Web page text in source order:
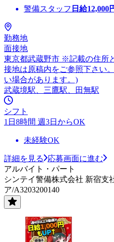
警備スタッフ 日給12,000
勤務地
面接地
東京都武蔵野市 ※記載の住所
接地は原稿内をご参照下さい
い場合があります。)
武蔵境駅、三鷹駅、田無駅
シフト
1日8時間 週3日からOK
未経験OK
詳細を見る
応募画面に進む
アルバイト・パート
シンテイ警備株式会社 新宿支
ア/A3203200140